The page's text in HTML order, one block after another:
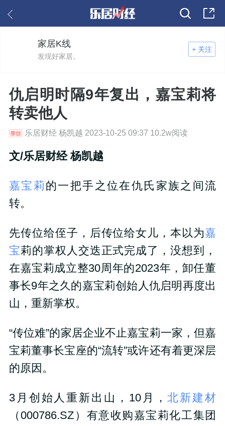
+ 关注
家居K线
发现好家居。
仇启明时隔9年复出，嘉宝莉将
转卖他人
乐居财经 杨凯越 2023-10-25 09:37 10.2w阅读
文/乐居财经 杨凯越
嘉宝莉的一把手之位在仇氏家族之间流
转。
先传位给侄子，后传位给女儿，本以为嘉
宝莉的掌权人交迭正式完成了，没想到，
在嘉宝莉成立整30周年的2023年，卸任董
事长9年之久的嘉宝莉创始人仇启明再度出
山，重新掌权。
“传位难”的家居企业不止嘉宝莉一家，但嘉
宝莉董事长宝座的“流转”或许还有着更深层
的原因。
3月创始人重新出山，10月，北新建材
（000786.SZ）有意收购嘉宝莉化工集团